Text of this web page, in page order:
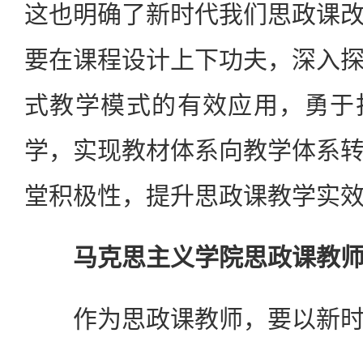
这也明确了新时代我们思政课
要在课程设计上下功夫，深入
式教学模式的有效应用，勇
学，实现教材体系向教学体系
堂积极性，提升思政课教学实
马克思主义学院思政课教
作为思政课教师，要以新时